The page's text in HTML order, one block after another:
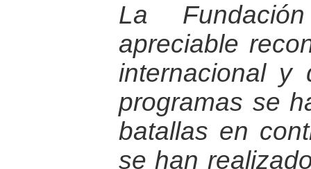
La
apreciable
internacional y
programas se
batallas en
se han